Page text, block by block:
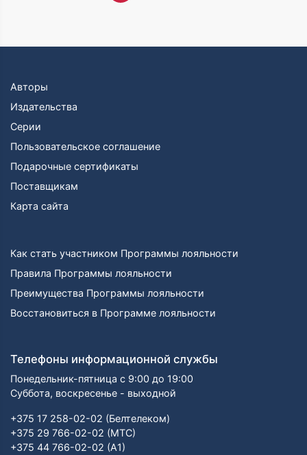
Авторы
Издательства
Серии
Пользовательское соглашение
Подарочные сертификаты
Поставщикам
Карта сайта
Как стать участником Программы лояльности
Правила Программы лояльности
Преимущества Программы лояльности
Восстановиться в Программе лояльности
Телефоны информационной службы
Понедельник-пятница с 9:00 до 19:00
Суббота, воскресенье - выходной
+375 17 258-02-02 (Белтелеком)
+375 29 766-02-02 (МТС)
+375 44 766-02-02 (А1)